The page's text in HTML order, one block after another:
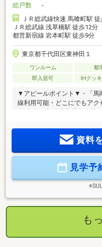
総戸数
-
ＪＲ総武線快速 馬喰町駅 徒
ＪＲ総武線 浅草橋駅 徒歩12分
都営新宿線 岩本町駅 徒歩9分
東京都千代田区東神田１
ワンルーム 都
即入居可
IHクッ
▼アピールポイント▼・「馬
線利用可能・どこにでもアク
際は、事前にお問い合わせ
ご予約を承っております。
談】【住宅ローンに関する
どうぞお気軽にご相談下さい
資料
見学予
も